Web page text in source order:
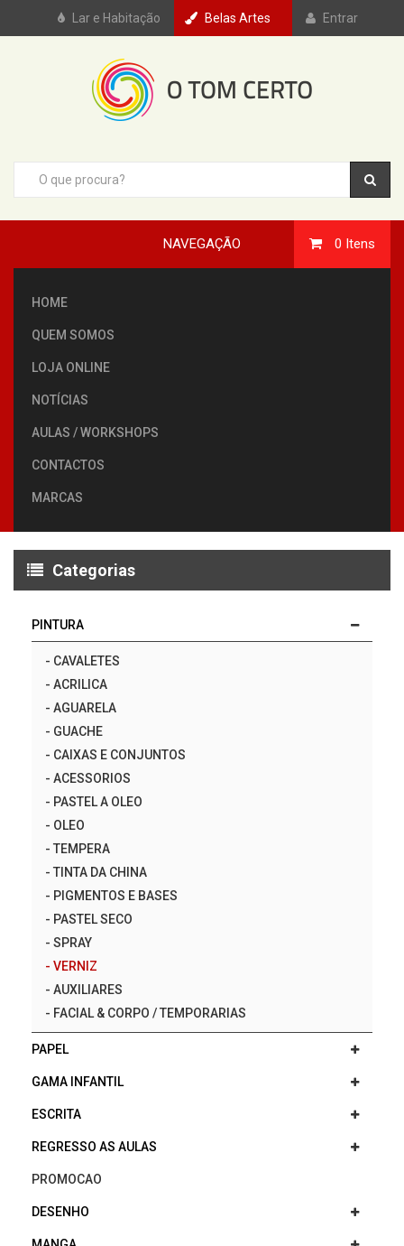
Lar e Habitação Belas Artes Entrar
0 Itens
NAVEGAÇÃO
HOME
QUEM SOMOS
LOJA ONLINE
NOTÍCIAS
AULAS / WORKSHOPS
CONTACTOS
MARCAS
Categorias
PINTURA
- CAVALETES
- ACRILICA
- AGUARELA
- GUACHE
- CAIXAS E CONJUNTOS
- ACESSORIOS
- PASTEL A OLEO
- OLEO
- TEMPERA
- TINTA DA CHINA
- PIGMENTOS E BASES
- PASTEL SECO
- SPRAY
- VERNIZ
- AUXILIARES
- FACIAL & CORPO / TEMPORARIAS
PAPEL
GAMA INFANTIL
ESCRITA
REGRESSO AS AULAS
PROMOCAO
DESENHO